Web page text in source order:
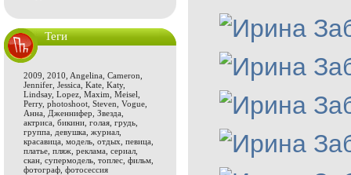
Теги
2009 2010 Angelina Cameron
Jennifer Jessica Kate Katy,
Lindsay, Lopez Maxim Meisel
Perry, photoshoot Steven Vogue
Анна
Дженнифер Звезда
актриса бикини голая грудь
группа
девушка журнал
красавица модель отдых певица
платье пляж реклама сериал
скан супермодель топлес фильм
фотограф фотосессия